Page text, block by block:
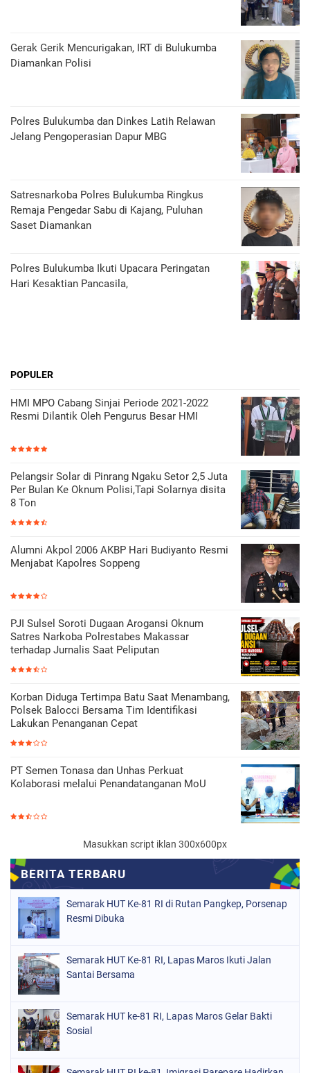
Gerak Gerik Mencurigakan, IRT di Bulukumba
Diamankan Polisi
Polres Bulukumba dan Dinkes Latih Relawan
Jelang Pengoperasian Dapur MBG
Satresnarkoba Polres Bulukumba Ringkus
Remaja Pengedar Sabu di Kajang, Puluhan
Saset Diamankan
Polres Bulukumba Ikuti Upacara Peringatan
Hari Kesaktian Pancasila,
POPULER
HMI MPO Cabang Sinjai Periode 2021-2022
Resmi Dilantik Oleh Pengurus Besar HMI
Pelangsir Solar di Pinrang Ngaku Setor 2,5 Juta
Per Bulan Ke Oknum Polisi,Tapi Solarnya disita
8 Ton
Alumni Akpol 2006 AKBP Hari Budiyanto Resmi
Menjabat Kapolres Soppeng
PJI Sulsel Soroti Dugaan Arogansi Oknum
Satres Narkoba Polrestabes Makassar
terhadap Jurnalis Saat Peliputan
Korban Diduga Tertimpa Batu Saat Menambang,
Polsek Balocci Bersama Tim Identifikasi
Lakukan Penanganan Cepat
PT Semen Tonasa dan Unhas Perkuat
Kolaborasi melalui Penandatanganan MoU
Masukkan script iklan 300x600px
Semarak HUT Ke-81 RI di Rutan Pangkep, Porsenap
Resmi Dibuka
Semarak HUT Ke-81 RI, Lapas Maros Ikuti Jalan
Santai Bersama
Semarak HUT ke-81 RI, Lapas Maros Gelar Bakti
Sosial